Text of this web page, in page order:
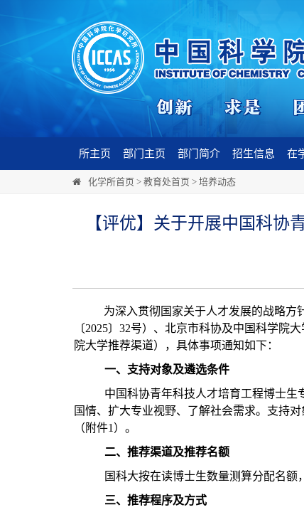
所主页 部门主页 部门简介 招生信息 在
化学所首页 > 教育处首页 > 培养动态
【评优】关于开展中国科
为深入贯彻国家关于人才发展的战略方
〔2025〕 32号）、北京市科协及中国科学院
院大学推荐渠道），具体事项通知如下：
一、支持对象及遴选条件
中国科协青年科技人才培育工程博士
国情、扩大专业视野、了解社会需求。支持
（附件1 ）。
二、推荐渠道及推荐名额
国科大按在读博士生数量测算分配名额
三、推荐程序及方式